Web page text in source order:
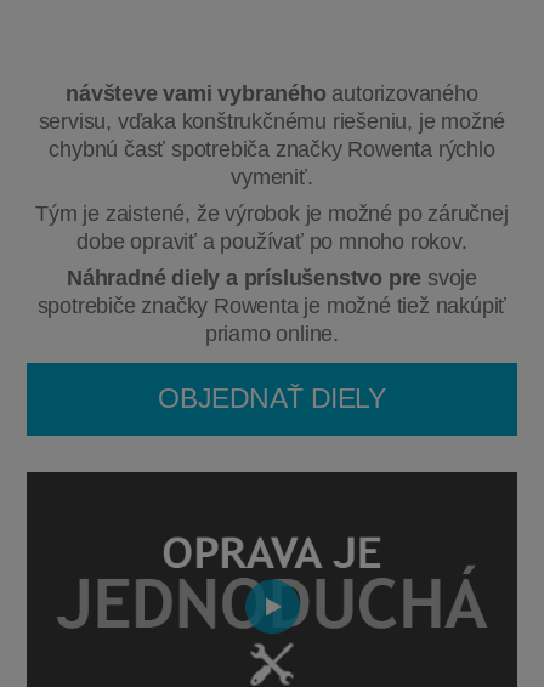
návšteve vami vybraného autorizovaného
servisu, vďaka konštrukčnému riešeniu, je možné
chybnú časť spotrebiča značky Rowenta rýchlo
vymeniť.
Tým je zaistené, že výrobok je možné po záručnej
dobe opraviť a používať po mnoho rokov.
Náhradné diely a príslušenstvo pre svoje
spotrebiče značky Rowenta je možné tiež nakúpiť
priamo online.
OBJEDNAŤ DIELY